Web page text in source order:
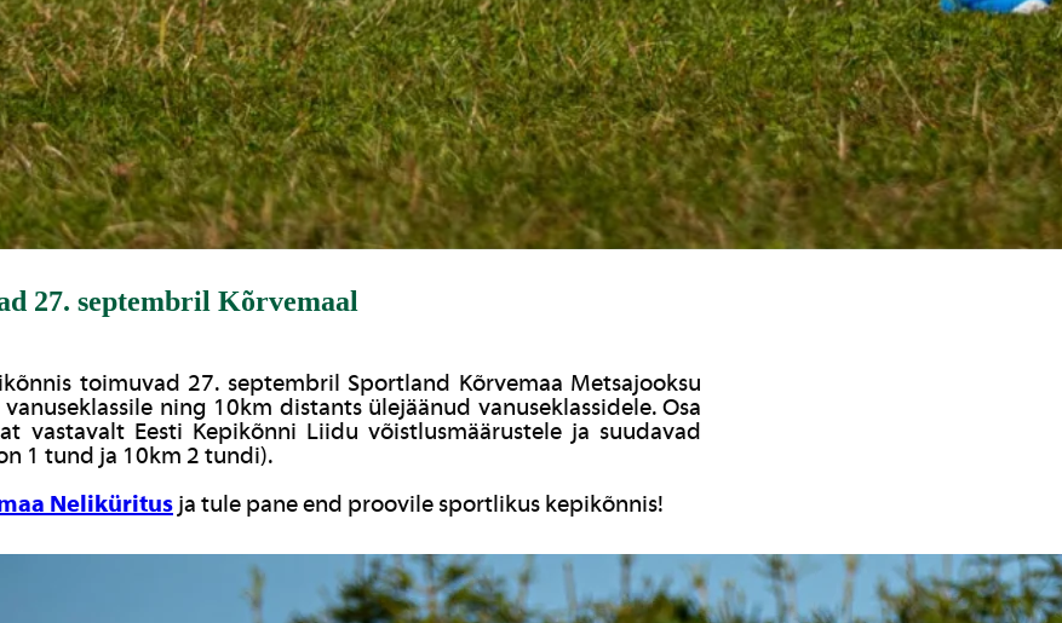
27. septembril Kõrvemaal
toimuvad 27. septembril Sportland Kõrvemaa Metsajooksu
ning 10km distants ülejäänud vanuseklassidele. Osa
vastavalt Eesti Kepikõnni Liidu võistlusmäärustele ja suudavad
1 tund ja 10km 2 tundi).
Neliküritus ja tule pane end proovile sportlikus kepikõnnis!